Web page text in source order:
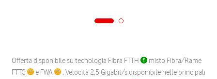
Offerta disponibile su tecnologia Fibra FTTH
misto Fibra/Rame
FTTC
e FWA
. Velocità 2,5 Gigabit/s disponibile nelle principali